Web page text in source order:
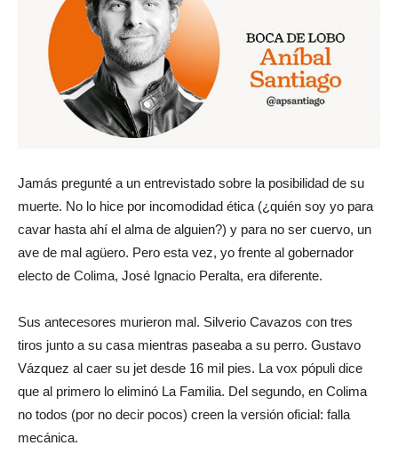
Jamás pregunté a un entrevistado sobre la posibilidad de su
muerte. No lo hice por incomodidad ética (¿quién soy yo para
cavar hasta ahí el alma de alguien?) y para no ser cuervo, un
ave de mal agüero. Pero esta vez, yo frente al gobernador
electo de Colima, José Ignacio Peralta, era diferente.
Sus antecesores murieron mal. Silverio Cavazos con tres
tiros junto a su casa mientras paseaba a su perro. Gustavo
Vázquez al caer su jet desde 16 mil pies. La vox pópuli dice
que al primero lo eliminó La Familia. Del segundo, en Colima
no todos (por no decir pocos) creen la versión oficial: falla
mecánica.